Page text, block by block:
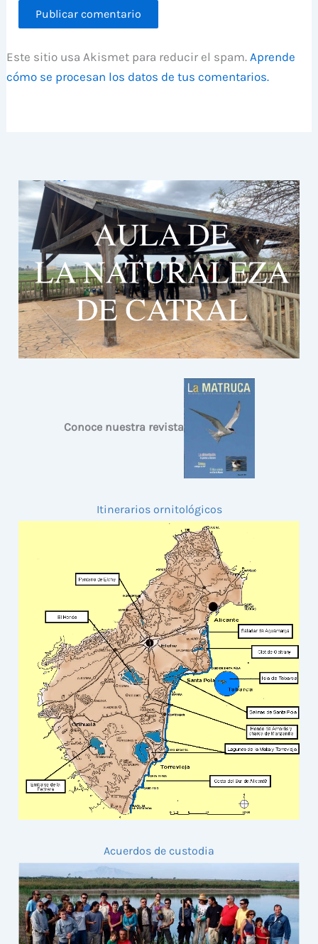
Este sitio usa Akismet para reducir el spam. Aprende
cómo se procesan los datos de tus comentarios.
Conoce nuestra revista
Itinerarios ornitológicos
Acuerdos de custodia